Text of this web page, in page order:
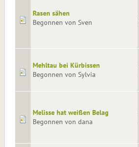
Rasen sähen
Begonnen von Sven
Mehltau bei Kürbissen
Begonnen von Sylvia
Melisse hat weißen Belag
Begonnen von dana